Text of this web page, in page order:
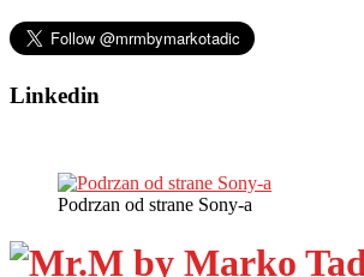
Linkedin
Podrzan od strane Sony-a